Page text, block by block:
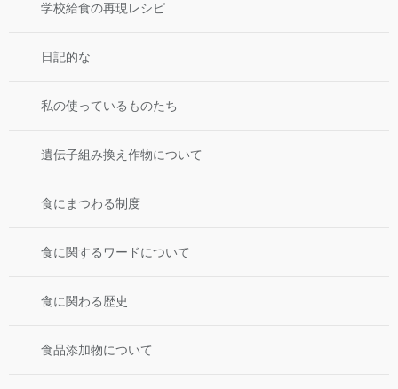
学校給食の再現レシピ
日記的な
私の使っているものたち
遺伝子組み換え作物について
食にまつわる制度
食に関するワードについて
食に関わる歴史
食品添加物について